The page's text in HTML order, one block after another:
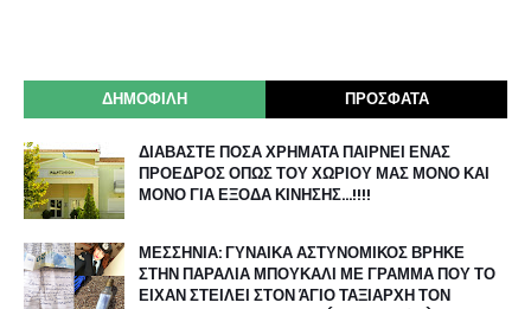
ΔΗΜΟΦΙΛΗ ΠΡΟΣΦΑΤΑ
ΔΙΑΒΑΣΤΕ ΠΟΣΑ ΧΡΗΜΑΤΑ ΠΑΙΡΝΕΙ ΕΝΑΣ
ΠΡΟΕΔΡΟΣ ΟΠΩΣ ΤΟΥ ΧΩΡΙΟΥ ΜΑΣ ΜΟΝΟ ΚΑΙ
ΜΟΝΟ ΓΙΑ ΕΞΟΔΑ ΚΙΝΗΣΗΣ…!!!!
ΜΕΣΣΗΝΙΑ: ΓΥΝΑΙΚΑ ΑΣΤΥΝΟΜΙΚΟΣ ΒΡΗΚΕ
ΣΤΗΝ ΠΑΡΑΛΙΑ ΜΠΟΥΚΑΛΙ ΜΕ ΓΡΑΜΜΑ ΠΟΥ ΤΟ
ΕΙΧΑΝ ΣΤΕΙΛΕΙ ΣΤΟΝ ΆΓΙΟ ΤΑΞΙΑΡΧΗ ΤΟΝ